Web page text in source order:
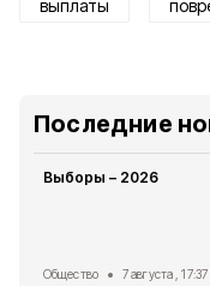
выплаты
Последние
Выборы – 2026
Общество 7 августа , 17:37